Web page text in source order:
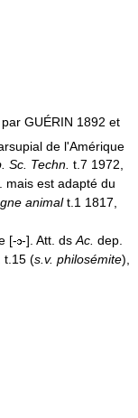
GUÉRIN 1892 et
de l'Amérique
Sc. Techn. t.7 1972,
mais est adapté du
animalt.1 1817,
[- -]. Att. dsAc. dep.
t.15 (s.v. philosémite),